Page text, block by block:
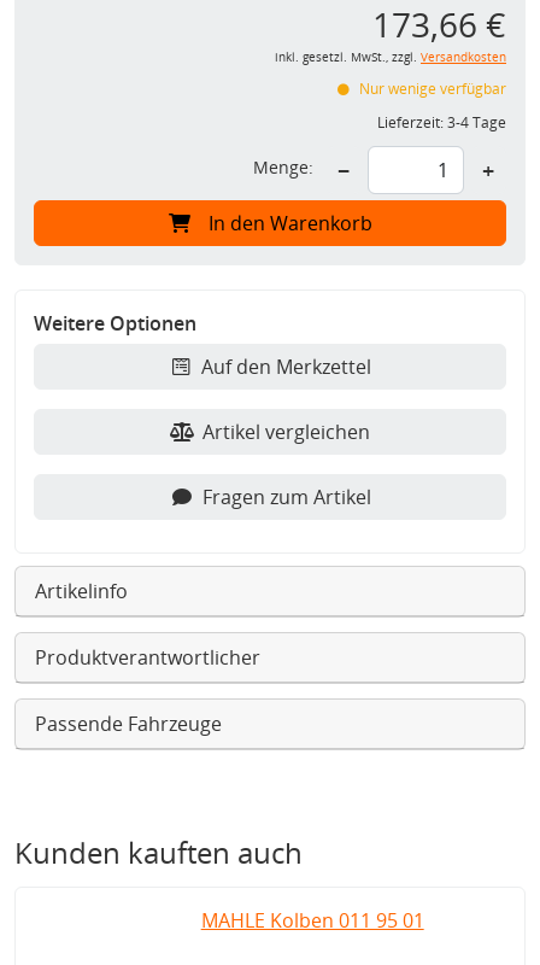
173,66 €
inkl. gesetzl. MwSt., zzgl. Versandkosten
Nur wenige verfügbar
Lieferzeit:3-4 Tage
Menge: − +
In den Warenkorb
Weitere Optionen
Auf den Merkzettel
Artikel vergleichen
Fragen zum Artikel
Artikelinfo
Produktverantwortlicher
Passende Fahrzeuge
Kunden kauften auch
MAHLE Kolben 011 95 01